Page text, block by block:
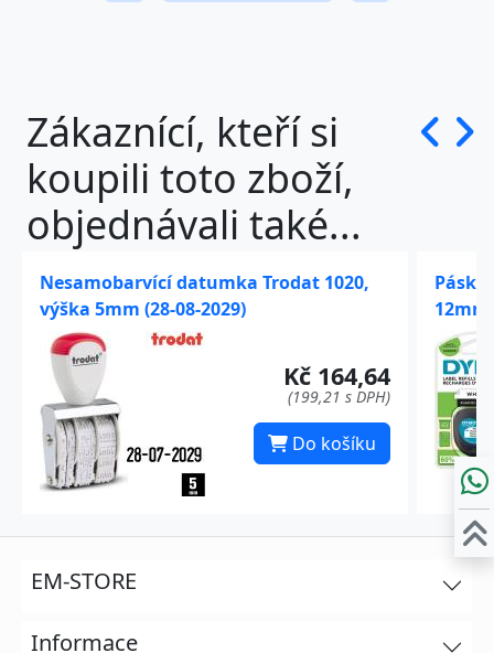
Zákaznící, kteří si
koupili toto zboží,
objednávali také...
Nesamobarvící datumka Trodat 1020,
výška 5mm (28-08-2029)
Kč 164,64
(199,21 s DPH)
Do košíku
Páska
12mm
EM-STORE
Informace